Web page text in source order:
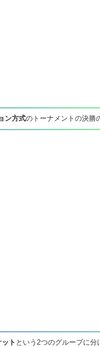
ン方式のトーナメントの決勝
ト という2つのグループに